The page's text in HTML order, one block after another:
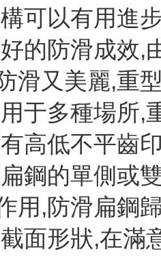
可以有用進
的防滑成效,
滑又美麗,重
于多種場所,
高低不平齒
鋼的單側或
用,防滑扁鋼
面形狀,在滿